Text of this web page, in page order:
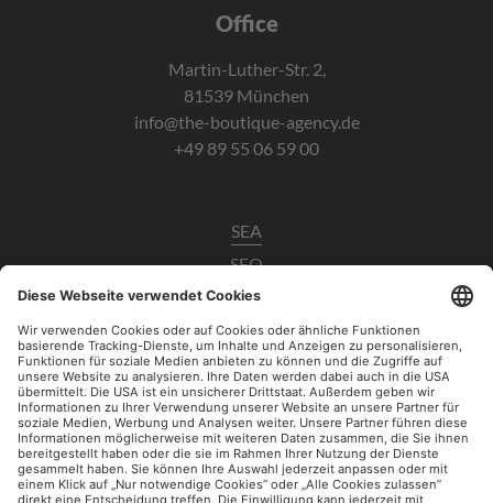
Office
Martin-Luther-Str. 2,
81539 München
info@the-boutique-agency.de
+49 89 55 06 59 00
SEA
SEO
Data Analytics
UX / CRO
Paid Social